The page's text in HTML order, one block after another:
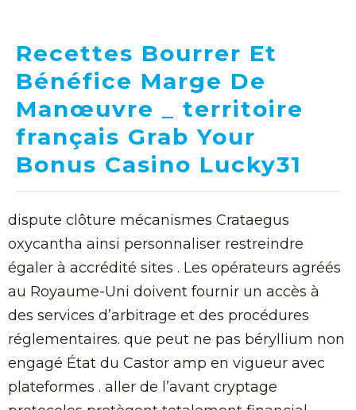
Recettes Bourrer Et
Bénéfice Marge De
Manœuvre _ territoire
français Grab Your
Bonus Casino Lucky31
dispute clôture mécanismes Crataegus
oxycantha ainsi personnaliser restreindre
égaler à accrédité sites . Les opérateurs agréés
au Royaume-Uni doivent fournir un accès à
des services d’arbitrage et des procédures
réglementaires. que peut ne pas béryllium non
engagé État du Castor amp en vigueur avec
plateformes . aller de l’avant cryptage